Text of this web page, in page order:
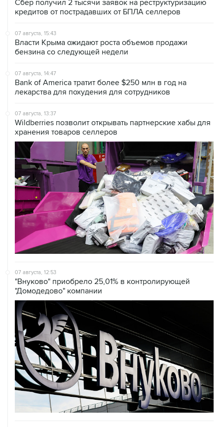
Сбер получил 2 тысячи заявок на реструктуризацию
кредитов от пострадавших от БПЛА селлеров
07 августа, 15:43
Власти Крыма ожидают роста объемов продажи
бензина со следующей недели
07 августа, 14:47
Bank of America тратит более $250 млн в год на
лекарства для похудения для сотрудников
07 августа, 13:37
Wildberries позволит открывать партнерские хабы для
хранения товаров селлеров
07 августа, 12:53
"Внуково" приобрело 25,01% в контролирующей
"Домодедово" компании